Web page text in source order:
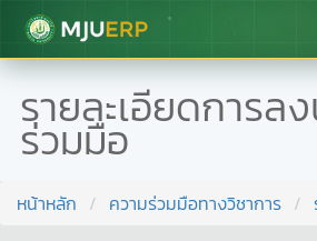
มหาวิทยาลัยแม่โจ้
รายละเอียดการล
ร่วมมือ
หน้าหลัก ความร่วมมือทางวิชาการ